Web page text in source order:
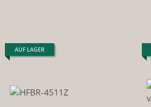
AUF LAGER